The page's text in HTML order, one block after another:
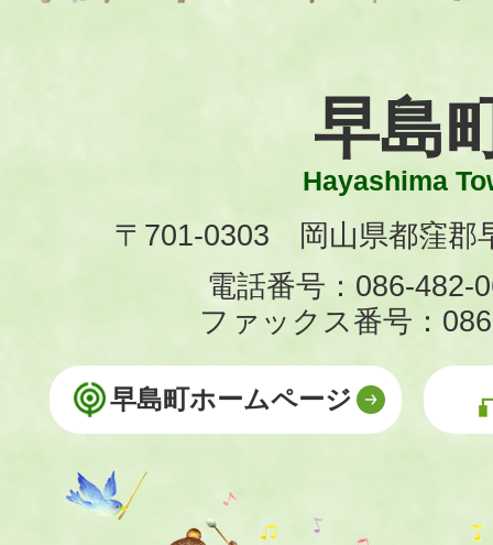
早島
Hayashima
〒701-0303 岡山県都窪郡
電話番号：086-482-
ファックス番号：
早島町ホームページ